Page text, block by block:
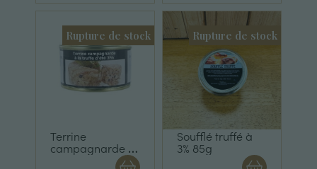
Rupture de stock
Terrine
campagnarde à
la truffe d'été 3%
Rupture de stock
Soufflé truffé à
3% 85g